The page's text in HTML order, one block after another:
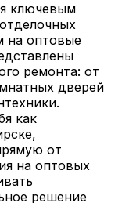
ключевым
на оптовые
ремонта: от
дверей
как
от
на оптовых
решение